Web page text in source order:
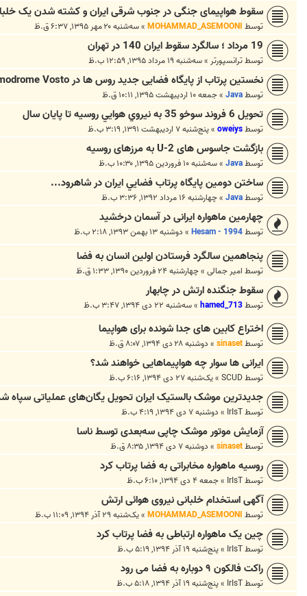
سقوط هواپیمای جنگی در جنوب شرقی ایران و کشته شدن یک
توسط MOHAMMAD_ASEMOONI
»سه‌شنبه ۲۰ مهر ۱۳۹۵, ۶:۳۷ ق.ظ
19 مرداد ؛ سالگرد سقوط ایران 140 در تهران
توسطترانسپورتر »سه‌شنبه ۱۹ مرداد ۱۳۹۵, ۱۲:۵۹ ب.ظ
نخستین پرتاب از پایگاه فضایی جدید روس ها در Cosmodrome Vosto
توسطJava
»جمعه ۱۰ اردیبهشت ۱۳۹۵, ۱۰:۱۱ ق.ظ
تحويل 6 فروند سوخو 35 به نيروي هوايي روسيه تا پايان سال
توسطoweiys
»پنج‌شنبه ۷ اردیبهشت ۱۳۹۱, ۳:۱۹ ب.ظ
بازگشت جاسوس های U-2 به مرزهای روسیه
توسطJava
»سه‌شنبه ۱۰ فروردین ۱۳۹۵, ۱۰:۳۰ ب.ظ
ساختن دومين پايگاه پرتاب فضايي ايران در شاهرود...
توسطJava
»چهارشنبه ۱۶ مرداد ۱۳۹۲, ۳:۳۶ ب.ظ
چهارمین ماهواره ایرانی در آسمان درخشید
توسطHesam - 1994
» دوشنبه ۱۳ بهمن ۱۳۹۳, ۲:۱۸ ب.ظ
پنجاهمین سالگرد فرستادن اولین انسان به فضا
توسط امیر جمالی »چهارشنبه ۲۴ فروردین ۱۳۹۰, ۱:۳۳ ق.ظ
سقوط جنگنده ارتش در چابهار
توسطhamed_713
»سه‌شنبه ۲۲ دی ۱۳۹۴, ۳:۴۷ ب.ظ
اختراع کابین های جدا شونده برای هواپیما
توسطsinaset
» دوشنبه ۲۸ دی ۱۳۹۴, ۸:۰۷ ق.ظ
ایرانی ها سوار چه هواپیماهایی خواهند شد؟
توسطSCUD
»یک‌شنبه ۲۷ دی ۱۳۹۴, ۶:۱۶ ب.ظ
جدیدترین موشک بالستیک ایران تحویل یگان‌های عملیاتی سپاه
توسطIrIsT
» دوشنبه ۷ دی ۱۳۹۴, ۴:۱۹ ب.ظ
آزمایش موتور موشک چاپی سه‌بعدی توسط ناسا
توسطsinaset
» دوشنبه ۷ دی ۱۳۹۴, ۸:۳۵ ق.ظ
روسیه ماهواره مخابراتی به فضا پرتاب کرد
توسطIrIsT
»جمعه ۴ دی ۱۳۹۴, ۶:۱۰ ب.ظ
آگهی استخدام خلبانی نیروی هوائی ارتش
توسط MOHAMMAD_ASEMOONI
»یک‌شنبه ۲۹ آذر ۱۳۹۴, ۱۱:۰۹ ب.ظ
چین یک ماهواره ارتباطی به فضا پرتاب کرد
توسطIrIsT
»پنج‌شنبه ۱۹ آذر ۱۳۹۴, ۵:۱۹ ب.ظ
راکت فالکون ۹ دوباره به فضا می رود
توسطIrIsT
»پنج‌شنبه ۱۹ آذر ۱۳۹۴, ۵:۱۸ ب.ظ